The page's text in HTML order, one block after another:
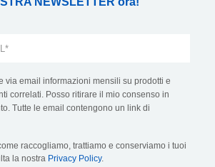
via email informazioni mensili su prodotti e
correlati. Posso ritirare il mio consenso in
Tutte le email contengono un link di
raccogliamo, trattiamo e conserviamo i tuoi
la nostra Privacy Policy.